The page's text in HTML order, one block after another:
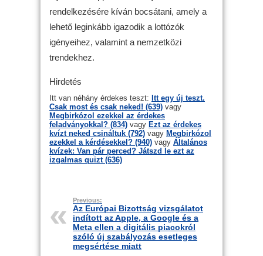
rendelkezésére kíván bocsátani, amely a
lehető leginkább igazodik a lottózók
igényeihez, valamint a nemzetközi
trendekhez.
Hirdetés
Itt van néhány érdekes teszt: Itt egy új teszt.
Csak most és csak neked! (639) vagy
Megbirkózol ezekkel az érdekes
feladványokkal? (834) vagy Ezt az érdekes
kvízt neked csináltuk (792) vagy Megbirkózol
ezekkel a kérdésekkel? (940) vagy Általános
kvízek: Van pár perced? Játszd le ezt az
izgalmas quizt (636)
Previous:
Az Európai Bizottság vizsgálatot
indított az Apple, a Google és a
Meta ellen a digitális piacokról
szóló új szabályozás esetleges
megsértése miatt